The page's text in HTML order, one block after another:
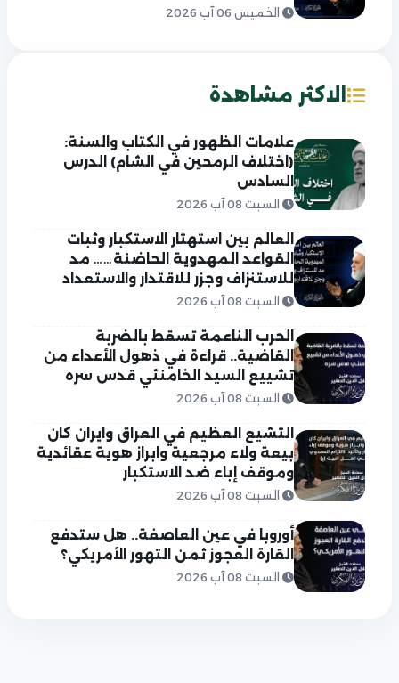
الخميس 06 آب 2026
الاكثر مشاهدة
علامات الظهور في الكتاب والسنة:
(اختلاف الرمحين في الشام) الدرس
السادس
السبت 08 آب 2026
العالم بين استهتار الاستكبار وثبات
القواعد المهدوية الحاضنة…… مد
للاستنزاف وجزر للاقتدار والاستعداد
السبت 08 آب 2026
الحرب الناعمة تسقط بالضربة
القاضية.. قراءة في ذهول الأعداء من
تشييع السيد الخامنئي قدس سره
السبت 08 آب 2026
التشيع العظيم في العراق وايران كان
بيعة ولاء مرجعية وابراز هوية عقائدية
وموقف إباء ضد الاستكبار
السبت 08 آب 2026
أوروبا في عين العاصفة.. هل ستدفع
القارة العجوز ثمن التهور الأمريكي؟
السبت 08 آب 2026